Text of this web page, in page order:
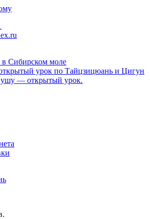
Сибирском моле
урок по Тайцзицюань и Цигун
— открытый урок.